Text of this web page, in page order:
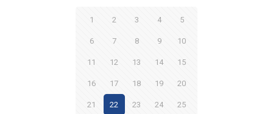
1 2 3 4 5
6 7 8 9 10
11 12 13 14 15
16 17 18 19 20
21 22 23 24 25